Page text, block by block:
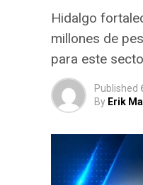
Hidalgo
millones de
para este
Published
By Erik